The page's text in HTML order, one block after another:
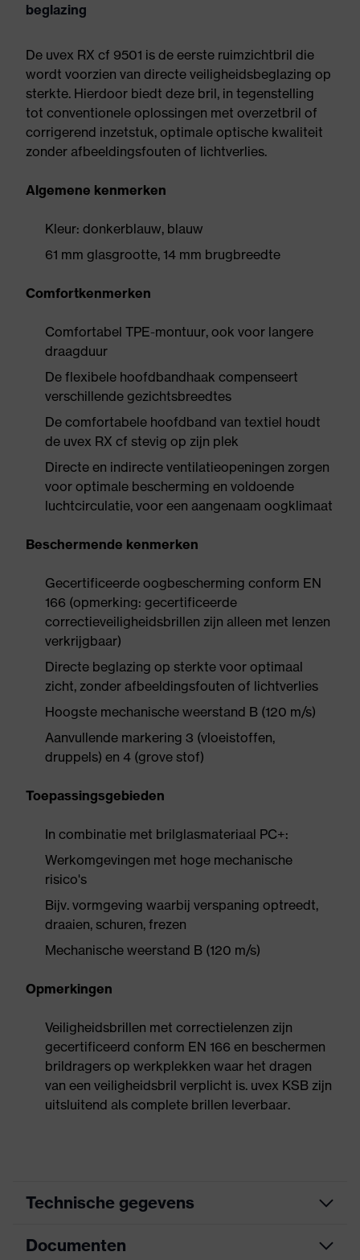
beglazing
De uvex RX cf 9501 is de eerste ruimzichtbril die
wordt voorzien van directe veiligheidsbeglazing op
sterkte. Hierdoor biedt deze bril, in tegenstelling
tot conventionele oplossingen met overzetbril of
corrigerend inzetstuk, optimale optische kwaliteit
zonder afbeeldingsfouten of lichtverlies.
Algemene kenmerken
Kleur: donkerblauw, blauw
61 mm glasgrootte, 14 mm brugbreedte
Comfortkenmerken
Comfortabel TPE-montuur, ook voor langere
draagduur
De flexibele hoofdbandhaak compenseert
verschillende gezichtsbreedtes
De comfortabele hoofdband van textiel houdt
de uvex RX cf stevig op zijn plek
Directe en indirecte ventilatieopeningen zorgen
voor optimale bescherming en voldoende
luchtcirculatie, voor een aangenaam oogklimaat
Beschermende kenmerken
Gecertificeerde oogbescherming conform EN
166 (opmerking: gecertificeerde
correctieveiligheidsbrillen zijn alleen met lenzen
verkrijgbaar)
Directe beglazing op sterkte voor optimaal
zicht, zonder afbeeldingsfouten of lichtverlies
Hoogste mechanische weerstand B (120 m/s)
Aanvullende markering 3 (vloeistoffen,
druppels) en 4 (grove stof)
Toepassingsgebieden
In combinatie met brilglasmateriaal PC+:
Werkomgevingen met hoge mechanische
risico's
Bijv. vormgeving waarbij verspaning optreedt,
draaien, schuren, frezen
Mechanische weerstand B (120 m/s)
Opmerkingen
Veiligheidsbrillen met correctielenzen zijn
gecertificeerd conform EN 166 en beschermen
brildragers op werkplekken waar het dragen
van een veiligheidsbril verplicht is. uvex KSB zijn
uitsluitend als complete brillen leverbaar.
Technische gegevens
Marketingkleur
Documenten